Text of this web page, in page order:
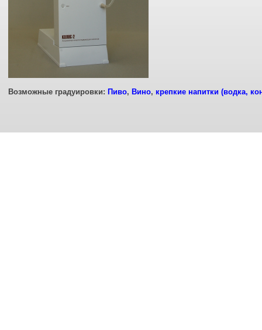
Возможные градуировки: Пиво, Вино, крепкие напитки (водка,